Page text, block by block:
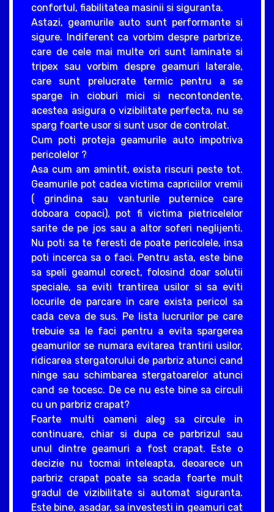
confortul, fiabilitatea masinii si siguranta.
Astazi, geamurile auto sunt performante si
sigure. Indiferent ca vorbim despre parbrize,
care de cele mai multe ori sunt laminate si
tripex sau vorbim despre geamuri laterale,
care sunt prelucrate termic pentru a se
sparge in cioburi mici si necontondente,
acestea asigura o vizibilitate perfecta, nu se
sparg foarte usor si sunt usor de controlat.
Cum poti proteja geamurile auto impotriva
pericolelor ?
Asa cum am amintit, exista riscuri peste tot.
Geamurile pot cadea victima capriciilor vremii
( grindina sau vanturile puternice care
doboara copaci), pot fi victima pietricelelor
sarite de pe jos sau a altor soferi neglijenti.
Nu poti sa te feresti de poate pericolele, insa
poti incerca sa o faci. Pentru asta, este bine
sa speli geamul corect, folosind doar solutii
speciale, sa eviti trantirea usilor si sa eviti
locurile de parcare in care exista pericol sa
cada ceva de sus. Pe lista lucrurilor pe care
trebuie sa le faci pentru a evita spargerea
geamurilor se numara evitarea trantirii usilor,
ridicarea stergatorului de parbriz atunci cand
ninge sau schimbarea stergatoarelor atunci
cand se tocesc. De ce nu este bine sa circuli
cu un parbriz crapat?
Foarte multi oameni aleg sa circule in
continuare, chiar si dupa ce parbrizul sau
unul dintre geamuri a fost crapat. Este o
decizie nu tocmai inteleapta, deoarece un
parbriz crapat poate sa scada foarte mult
gradul de vizibilitate si automat siguranta.
Este bine, asadar, sa investesti in geamuri cat